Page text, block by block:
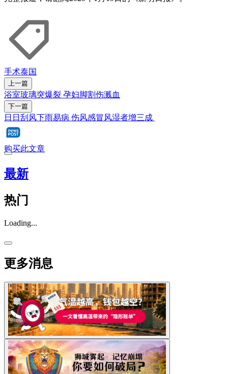
手术泰国
上一篇
浴室玻璃突爆裂 孕妇脚割伤溅血
下一篇
日日刮风下雨易病 伤风感冒风湿者增三成
购买此文章
最新
热门
Loading...
更多消息